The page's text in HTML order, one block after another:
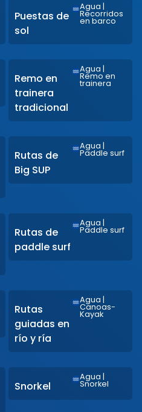
Puestas de
sol
Agua |
Recorridos
en barco
Remo en
trainera
tradicional
Agua |
Remo en
trainera
Rutas de
Big SUP
Agua |
Paddle surf
Rutas de
paddle surf
Agua |
Paddle surf
Rutas
guiadas en
río y ría
Agua |
Canoas-
Kayak
Snorkel
Agua |
Snorkel